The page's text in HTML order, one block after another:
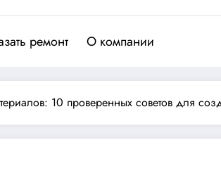
ремонт О компании
10 проверенных советов для